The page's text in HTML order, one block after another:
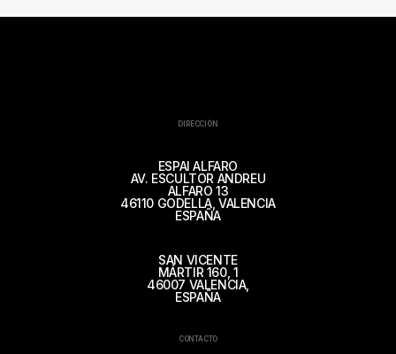
DIRECCIÓN
ESPAI ALFARO
AV. ESCULTOR ANDREU
ALFARO 13
46110 GODELLA, VALENCIA
ESPAÑA
SAN VICENTE
MÁRTIR 160, 1
46007 VALENCIA,
ESPAÑA
CONTACTO